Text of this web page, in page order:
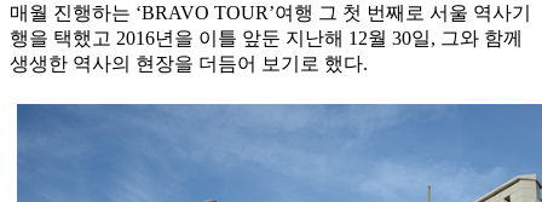
매월 진행하는 ‘BRAVO TOUR’여행 그 첫 번째로 서울 역사기
행을 택했고 2016년을 이틀 앞둔 지난해 12월 30일, 그와 함께
생생한 역사의 현장을 더듬어 보기로 했다.